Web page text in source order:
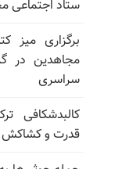
ستاد اجتماعی
برگزاری میز
مجاهدین در
سراسری
قدرت و کشاکش